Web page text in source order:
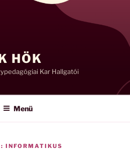
HÖK
Kar Hallgatói
Menü
INFORMATIKUS